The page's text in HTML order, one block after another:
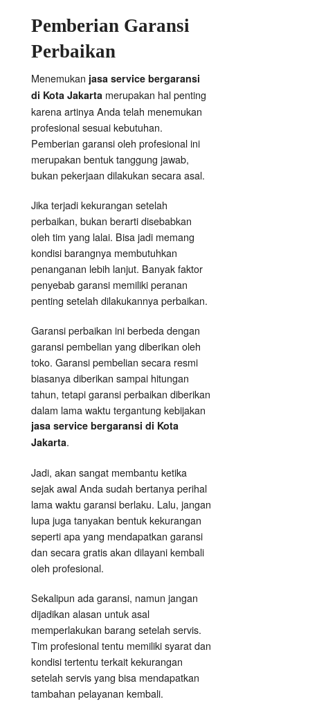
Pemberian Garansi
Perbaikan
Menemukan jasa service bergaransi
di Kota Jakarta merupakan hal penting
karena artinya Anda telah menemukan
profesional sesuai kebutuhan.
Pemberian garansi oleh profesional ini
merupakan bentuk tanggung jawab,
bukan pekerjaan dilakukan secara asal.
Jika terjadi kekurangan setelah
perbaikan, bukan berarti disebabkan
oleh tim yang lalai. Bisa jadi memang
kondisi barangnya membutuhkan
penanganan lebih lanjut. Banyak faktor
penyebab garansi memiliki peranan
penting setelah dilakukannya perbaikan.
Garansi perbaikan ini berbeda dengan
garansi pembelian yang diberikan oleh
toko. Garansi pembelian secara resmi
biasanya diberikan sampai hitungan
tahun, tetapi garansi perbaikan diberikan
dalam lama waktu tergantung kebijakan
jasa service bergaransi di Kota
Jakarta.
Jadi, akan sangat membantu ketika
sejak awal Anda sudah bertanya perihal
lama waktu garansi berlaku. Lalu, jangan
lupa juga tanyakan bentuk kekurangan
seperti apa yang mendapatkan garansi
dan secara gratis akan dilayani kembali
oleh profesional.
Sekalipun ada garansi, namun jangan
dijadikan alasan untuk asal
memperlakukan barang setelah servis.
Tim profesional tentu memiliki syarat dan
kondisi tertentu terkait kekurangan
setelah servis yang bisa mendapatkan
tambahan pelayanan kembali.